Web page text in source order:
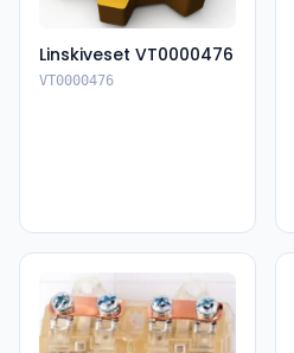
Linskiveset VT0000476
VT0000476